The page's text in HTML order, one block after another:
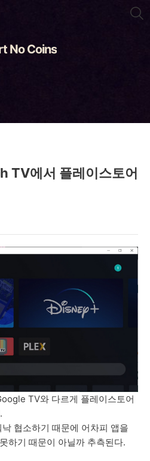
No Coins
에서 플레이스토어
TV와 다르게 플레이스토어
협소하기 때문에 어차피 앱을
하기 때문이 아닐까 추측된다.